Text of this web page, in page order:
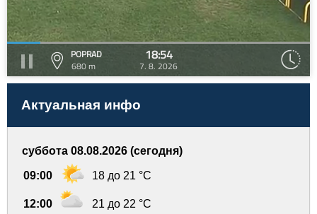
POPRAD
680 m
18:54
7. 8. 2026
Актуальная инфо
суббота 08.08.2026 (сегодня)
09:00 18 до 21 °C
12:00 21 до 22 °C